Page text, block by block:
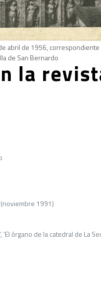
abril de 1956, correspondiente
de San Bernardo
la
(noviembre 1991)
órgano de la catedral de La